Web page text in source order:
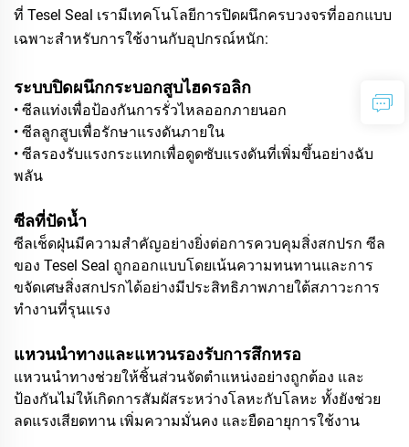
ที่ Tesel Seal เรามีเทคโนโลยีการปิดผนึกครบวงจรที่ออกแบบ
เฉพาะสำหรับการใช้งานกับอุปกรณ์หนัก:
ระบบปิดผนึกกระบอกสูบไฮดรอลิก
• ซีลแท่งเพื่อป้องกันการรั่วไหลออกภายนอก
• ซีลลูกสูบเพื่อรักษาแรงดันภายใน
• ซีลรองรับแรงกระแทกเพื่อดูดซับแรงดันที่เพิ่มขึ้นอย่างฉับ
พลัน
ซีลที่ปัดน้ำ
ซีลเช็ดฝุ่นมีความสำคัญอย่างยิ่งต่อการควบคุมสิ่งสกปรก ซีล
ของ Tesel Seal ถูกออกแบบโดยเน้นความทนทานและการ
ขจัดเศษสิ่งสกปรกได้อย่างมีประสิทธิภาพภายใต้สภาวะการ
ทำงานที่รุนแรง
แหวนนำทางและแหวนรองรับการสึกหรอ
แหวนนำทางช่วยให้ชิ้นส่วนจัดตำแหน่งอย่างถูกต้อง และ
ป้องกันไม่ให้เกิดการสัมผัสระหว่างโลหะกับโลหะ ทั้งยังช่วย
ลดแรงเสียดทาน เพิ่มความมั่นคง และยืดอายุการใช้งาน